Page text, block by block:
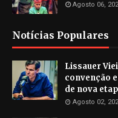
Agosto 06,
Notícias Populares
Lissauer
convenção
de nova
Agosto 02,